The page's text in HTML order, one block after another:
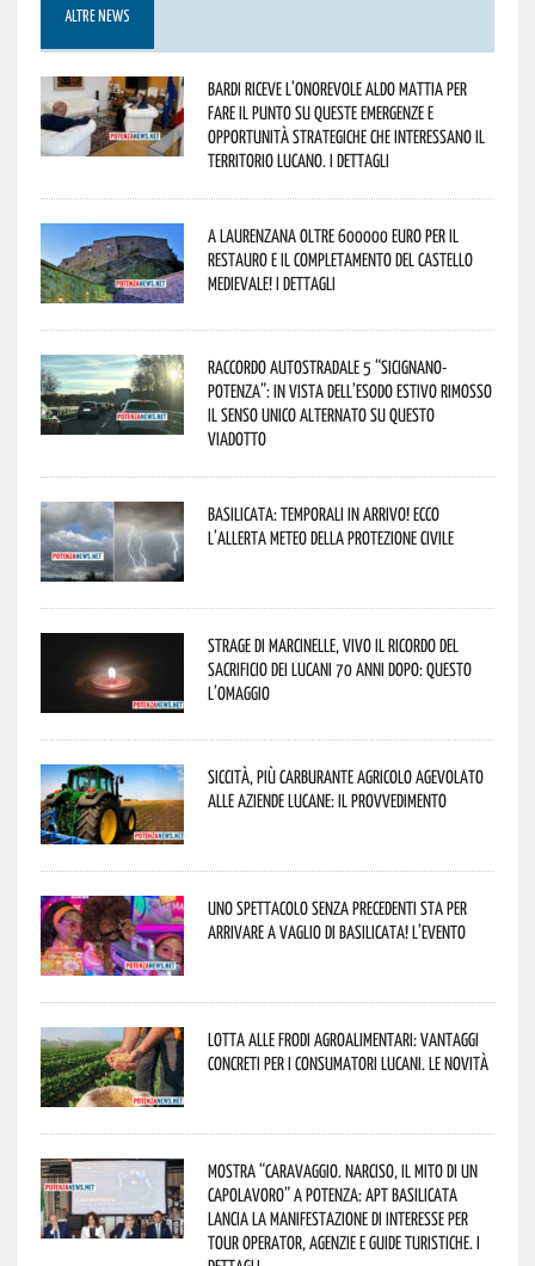
ALTRE NEWS
Bardi riceve l’onorevole Aldo Mattia per
fare il punto su queste emergenze e
opportunità strategiche che interessano il
territorio lucano. I dettagli
A Laurenzana oltre 600000 euro per il
restauro e il completamento del Castello
Medievale! I dettagli
Raccordo Autostradale 5 “Sicignano-
Potenza”: in vista dell’esodo estivo rimosso
il senso unico alternato su questo
viadotto
Basilicata: temporali in arrivo! Ecco
l’allerta meteo della Protezione civile
Strage di Marcinelle, vivo il ricordo del
sacrificio dei lucani 70 anni dopo: questo
l’omaggio
Siccità, più carburante agricolo agevolato
alle aziende lucane: il provvedimento
Uno spettacolo senza precedenti sta per
arrivare a Vaglio di Basilicata! L’evento
Lotta alle frodi agroalimentari: vantaggi
concreti per i consumatori lucani. Le novità
Mostra “Caravaggio. Narciso, il mito di un
capolavoro” a Potenza: APT Basilicata
lancia la manifestazione di interesse per
Tour Operator, Agenzie e Guide Turistiche. I